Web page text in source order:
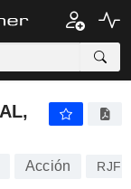
Acción RJF